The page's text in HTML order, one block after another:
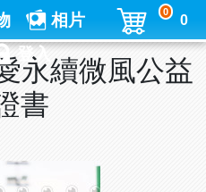
相片
登入
0
0
永續微風公益
書